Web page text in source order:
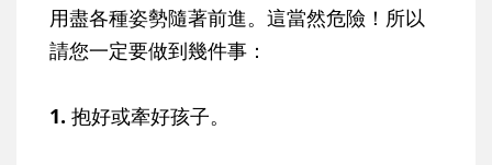
用盡各種姿勢隨著前進。這當然危險！所以
請您一定要做到幾件事：
1. 抱好或牽好孩子。